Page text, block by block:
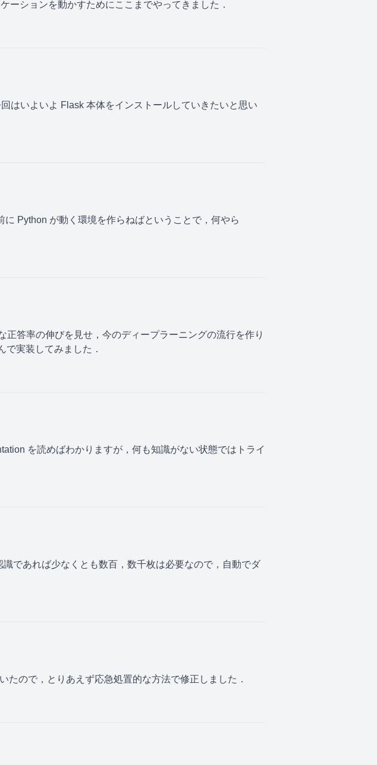
ーションを動かすためにここまでやってきました．
はいよいよ Flask 本体をインストールしていきたいと思い
Python が動く環境を作らねばということで，何やら
答率の伸びを見せ，今のディープラーニングの流行を作り
実装してみました．
を読めばわかりますが，何も知識がない状態ではトライ
であれば少なくとも数百，数千枚は必要なので，自動でダ
ので，とりあえず応急処置的な方法で修正しました．